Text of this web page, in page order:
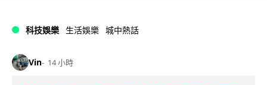
科技娛樂 生活娛樂 城中熱話
Vin 14 小時